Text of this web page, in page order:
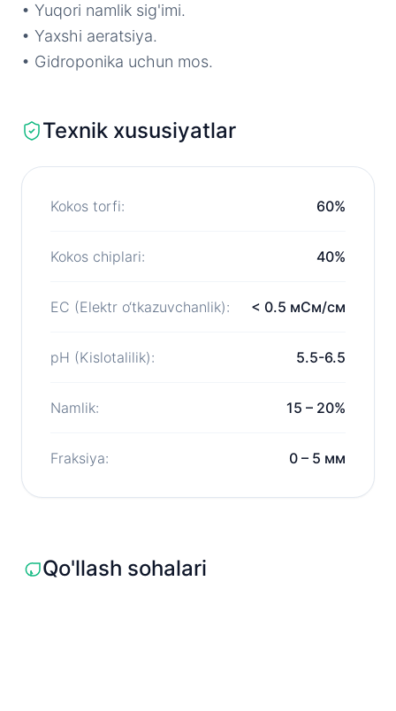
• Yuqori namlik sig'imi.
• Yaxshi aeratsiya.
• Gidroponika uchun mos.
Texnik xususiyatlar
Kokos torfi: 60%
Kokos chiplari: 40%
EC (Elektr o‘tkazuvchanlik): < 0.5 мСм/см
pH (Kislotalilik): 5.5-6.5
Namlik: 15 – 20%
Fraksiya: 0 – 5 мм
Qo'llash sohalari